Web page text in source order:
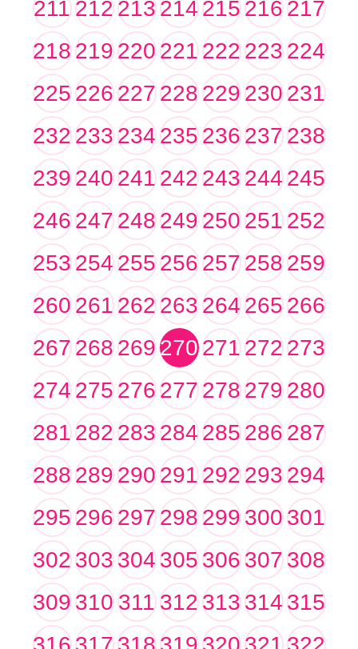
211212213214215216217
218219220221222223224
225226227228229230231
232233234235236237238
239240241242243244245
246247248249250251252
253254255256257258259
260261262263264265266
267268269270271272273
274275276277278279280
281282283284285286287
288289290291292293294
295296297298299300301
302303304305306307308
309310311312313314315